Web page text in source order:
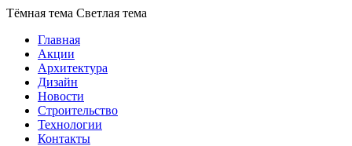
Тёмная тема Светлая тема
Главная
Акции
Архитектура
Дизайн
Новости
Строительство
Технологии
Контакты